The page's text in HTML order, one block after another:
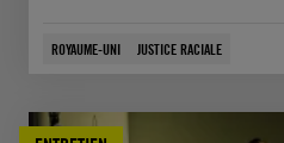
ROYAUME-UNI JUSTICE RACIALE